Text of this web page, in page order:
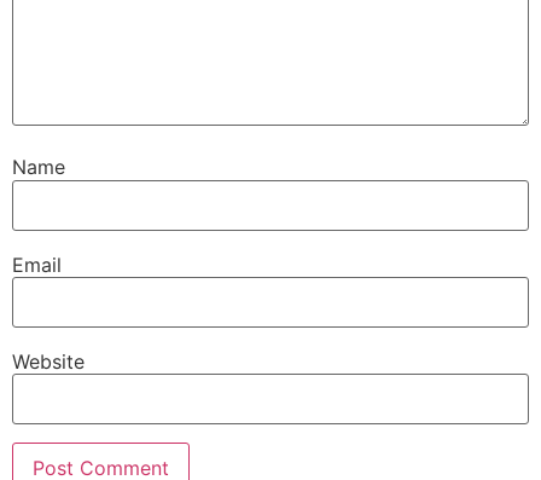
Name
Email
Website